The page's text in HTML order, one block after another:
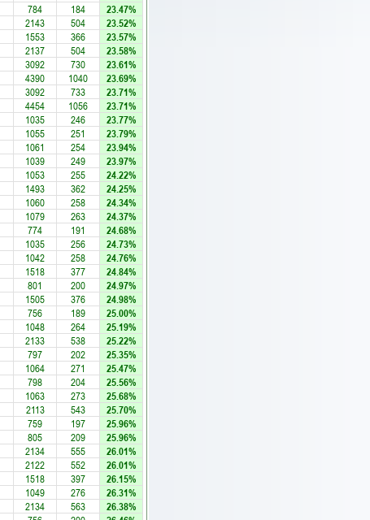
784 184 23.47%
2143 504 23.52%
1553 366 23.57%
2137 504 23.58%
3092 730 23.61%
4390 1040 23.69%
3092 733 23.71%
4454 1056 23.71%
1035 246 23.77%
1055 251 23.79%
1061 254 23.94%
1039 249 23.97%
1053 255 24.22%
1493 362 24.25%
1060 258 24.34%
1079 263 24.37%
774 191 24.68%
1035 256 24.73%
1042 258 24.76%
1518 377 24.84%
801 200 24.97%
1505 376 24.98%
756 189 25.00%
1048 264 25.19%
2133 538 25.22%
797 202 25.35%
1064 271 25.47%
798 204 25.56%
1063 273 25.68%
2113 543 25.70%
759 197 25.96%
805 209 25.96%
2134 555 26.01%
2122 552 26.01%
1518 397 26.15%
1049 276 26.31%
2134 563 26.38%